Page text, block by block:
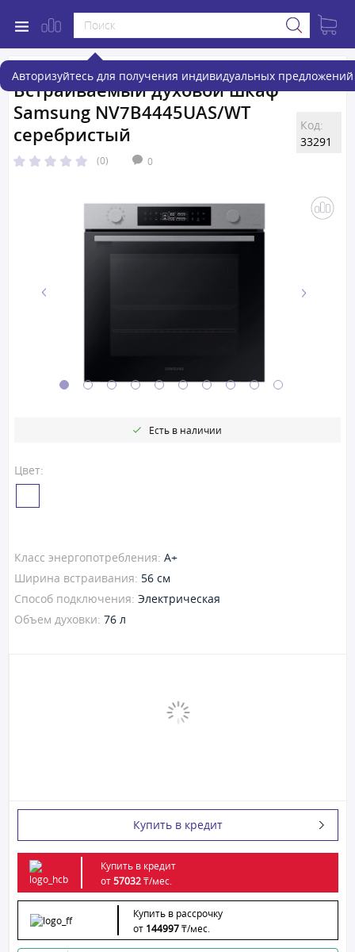
Авторизуйтесь для получения индивидуальных предложений
Встраиваемый духовой шкаф
Samsung NV7B4445UAS/WT
серебристый
(0) 0
Код:
33291
Цвет:
Есть в наличии
Класс энергопотребления: A+
Ширина встраивания: 56 см
Способ подключения: Электрическая
Объем духовки: 76 л
Купить в кредит
Купить в кредит
от57032₸/мес.
Купить в рассрочку
от 144997₸/мес.